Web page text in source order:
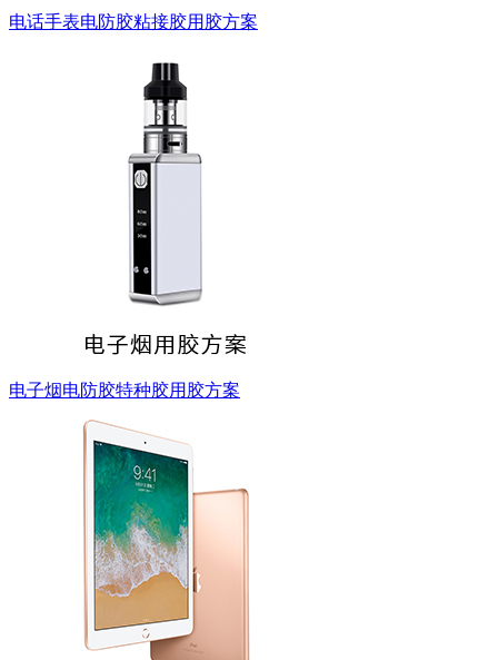
电话手表电防胶粘接胶用胶方案
电子烟电防胶特种胶用胶方案